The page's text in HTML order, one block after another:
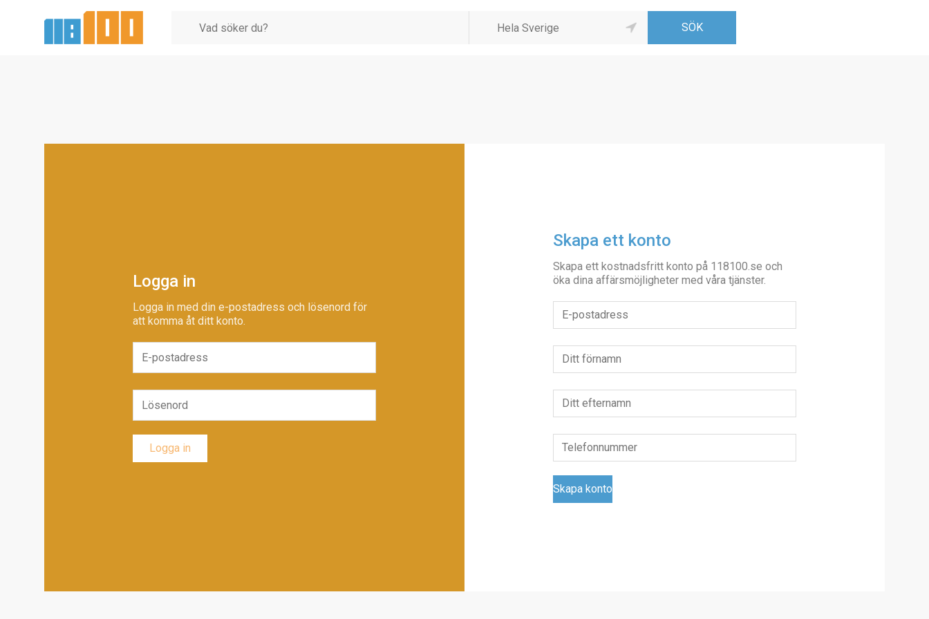
Logga in
Logga in med din e-postadress och lösenord för
att komma åt ditt konto.
Skapa ett konto
Skapa ett kostnadsfritt konto på 118100.se och
öka dina affärsmöjligheter med våra tjänster.